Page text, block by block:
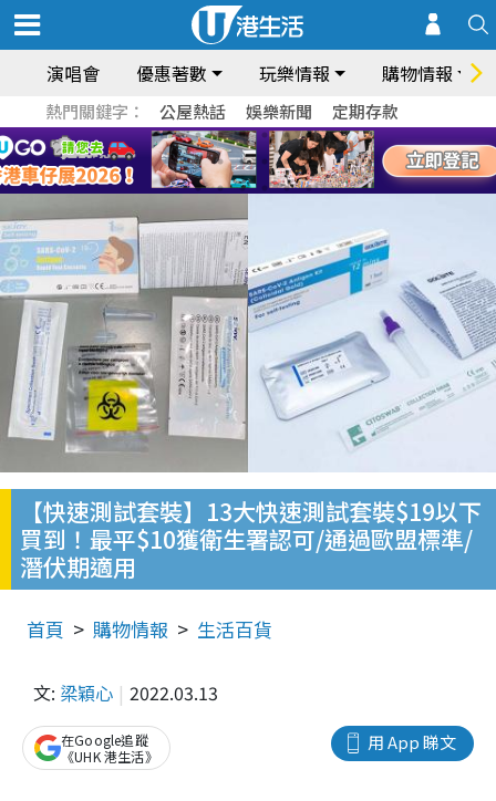
演唱會 優惠著數 玩樂情報 購物情報
熱門關鍵字： 公屋熱話 娛樂新聞 定期存款
【快速測試套裝】13大快速測試套裝$19以下
買到！最平$10獲衛生署認可/通過歐盟標準/
潛伏期適用
首頁 購物情報 生活百貨
文: 梁穎心 2022.03.13
用 App 睇文
在Google追蹤
《UHK 港生活》